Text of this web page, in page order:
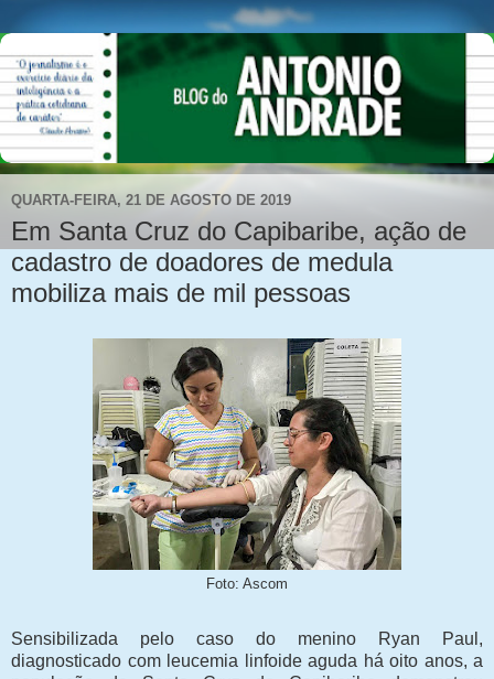
QUARTA-FEIRA, 21 DE AGOSTO DE 2019
Em Santa Cruz do Capibaribe, ação de
cadastro de doadores de medula
mobiliza mais de mil pessoas
Foto: Ascom
Sensibilizada pelo caso do menino Ryan Paul,
diagnosticado com leucemia linfoide aguda há oito anos, a